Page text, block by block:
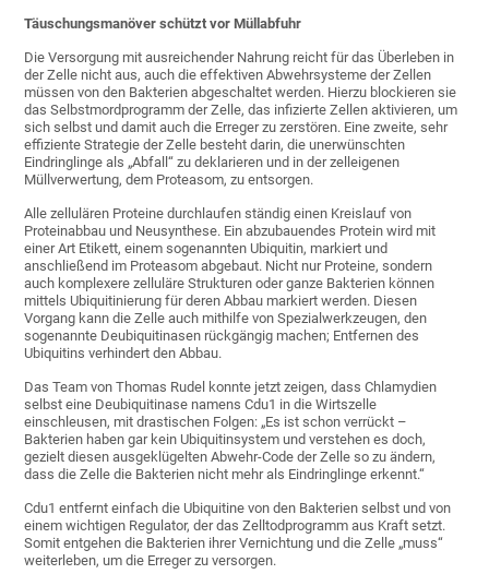
Täuschungsmanöver schützt vor Müllabfuhr
Die Versorgung mit ausreichender Nahrung reicht für das Überleben in
der Zelle nicht aus, auch die effektiven Abwehrsysteme der Zellen
müssen von den Bakterien abgeschaltet werden. Hierzu blockieren sie
das Selbstmordprogramm der Zelle, das infizierte Zellen aktivieren, um
sich selbst und damit auch die Erreger zu zerstören. Eine zweite, sehr
effiziente Strategie der Zelle besteht darin, die unerwünschten
Eindringlinge als „Abfall“ zu deklarieren und in der zelleigenen
Müllverwertung, dem Proteasom, zu entsorgen.
Alle zellulären Proteine durchlaufen ständig einen Kreislauf von
Proteinabbau und Neusynthese. Ein abzubauendes Protein wird mit
einer Art Etikett, einem sogenannten Ubiquitin, markiert und
anschließend im Proteasom abgebaut. Nicht nur Proteine, sondern
auch komplexere zelluläre Strukturen oder ganze Bakterien können
mittels Ubiquitinierung für deren Abbau markiert werden. Diesen
Vorgang kann die Zelle auch mithilfe von Spezialwerkzeugen, den
sogenannte Deubiquitinasen rückgängig machen; Entfernen des
Ubiquitins verhindert den Abbau.
Das Team von Thomas Rudel konnte jetzt zeigen, dass Chlamydien
selbst eine Deubiquitinase namens Cdu1 in die Wirtszelle
einschleusen, mit drastischen Folgen: „Es ist schon verrückt –
Bakterien haben gar kein Ubiquitinsystem und verstehen es doch,
gezielt diesen ausgeklügelten Abwehr-Code der Zelle so zu ändern,
dass die Zelle die Bakterien nicht mehr als Eindringlinge erkennt.“
Cdu1 entfernt einfach die Ubiquitine von den Bakterien selbst und von
einem wichtigen Regulator, der das Zelltodprogramm aus Kraft setzt.
Somit entgehen die Bakterien ihrer Vernichtung und die Zelle „muss“
weiterleben, um die Erreger zu versorgen.